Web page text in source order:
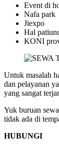
Event di
Nafa park
Jiexpo
Hal
KONI
Untuk masalah
dan pelayanan
yang sangat
Yuk buruan
tidak ada di
HUBUNGI